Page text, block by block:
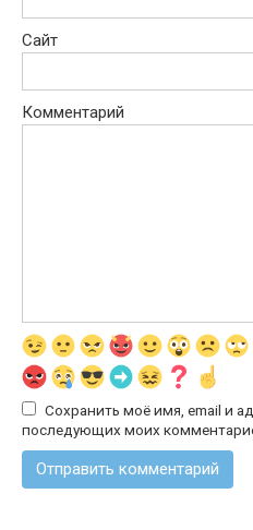
Сайт
Комментарий
Сохранить моё имя, email и
последующих моих